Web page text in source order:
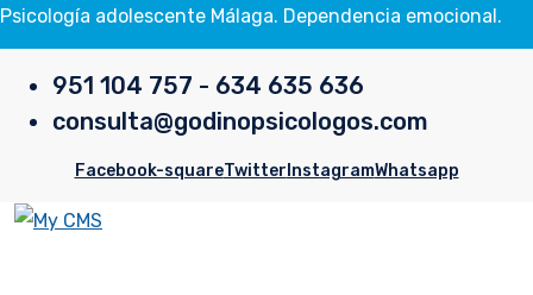
Psicología adolescente Málaga. Dependencia emocional.
951 104 757 - 634 635 636
consulta@godinopsicologos.com
Facebook-squareTwitter InstagramWhatsapp